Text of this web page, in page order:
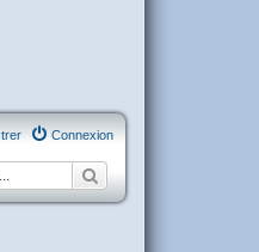
Connexion